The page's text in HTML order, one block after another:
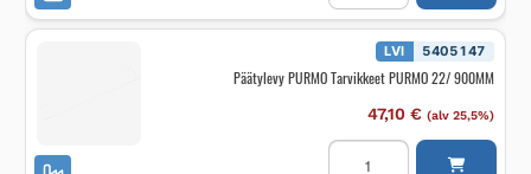
PURMO
33/3000MM
LVI 5405147
Päätylevy PURMO Tarvikkeet PURMO 22/ 900MM
47,10 € (alv 25,5%)
Päätylevy
PURMO